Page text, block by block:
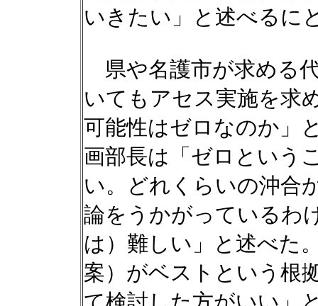
いきたい」と述べるに
県や名護市が求める
いてもアセス実施を求
可能性はゼロなのか」
画部長は「ゼロという
い。どれくらいの沖合
論をうかがっているわ
は）難しい」と述べた
案）がベストという根